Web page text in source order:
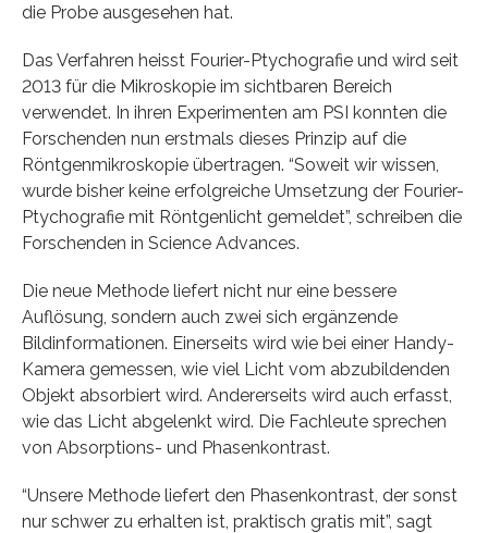
die Probe ausgesehen hat.
Das Verfahren heisst Fourier-Ptychografie und wird seit
2013 für die Mikroskopie im sichtbaren Bereich
verwendet. In ihren Experimenten am PSI konnten die
Forschenden nun erstmals dieses Prinzip auf die
Röntgenmikroskopie übertragen. “Soweit wir wissen,
wurde bisher keine erfolgreiche Umsetzung der Fourier-
Ptychografie mit Röntgenlicht gemeldet”, schreiben die
Forschenden in Science Advances.
Die neue Methode liefert nicht nur eine bessere
Auflösung, sondern auch zwei sich ergänzende
Bildinformationen. Einerseits wird wie bei einer Handy-
Kamera gemessen, wie viel Licht vom abzubildenden
Objekt absorbiert wird. Andererseits wird auch erfasst,
wie das Licht abgelenkt wird. Die Fachleute sprechen
von Absorptions- und Phasenkontrast.
“Unsere Methode liefert den Phasenkontrast, der sonst
nur schwer zu erhalten ist, praktisch gratis mit”, sagt